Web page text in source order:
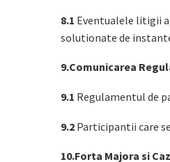
8.1 Eventualele litigii
solutionate de
9.Comunicarea
9.1 Regulamentul de
9.2 Participantii care
10.Forta Majora si